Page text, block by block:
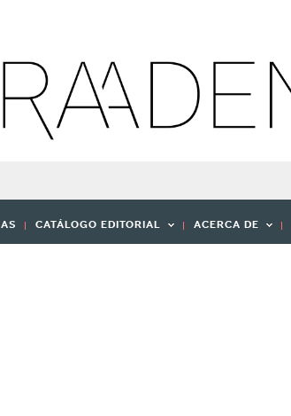
CATÁLOGO EDITORIAL ACERCA DE